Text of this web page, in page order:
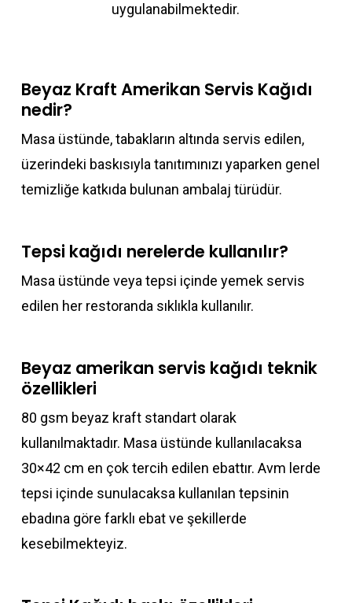
uygulanabilmektedir.
Beyaz Kraft Amerikan Servis Kağıdı
nedir?
Masa üstünde, tabakların altında servis edilen,
üzerindeki baskısıyla tanıtımınızı yaparken genel
temizliğe katkıda bulunan ambalaj türüdür.
Tepsi kağıdı nerelerde kullanılır?
Masa üstünde veya tepsi içinde yemek servis
edilen her restoranda sıklıkla kullanılır.
Beyaz amerikan servis kağıdı teknik
özellikleri
80 gsm beyaz kraft standart olarak
kullanılmaktadır. Masa üstünde kullanılacaksa
30×42 cm en çok tercih edilen ebattır. Avm lerde
tepsi içinde sunulacaksa kullanılan tepsinin
ebadına göre farklı ebat ve şekillerde
kesebilmekteyiz.